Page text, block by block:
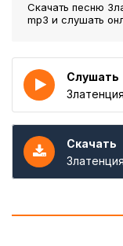
Скачать песню
mp3 и слушать
Слушать
Скачать